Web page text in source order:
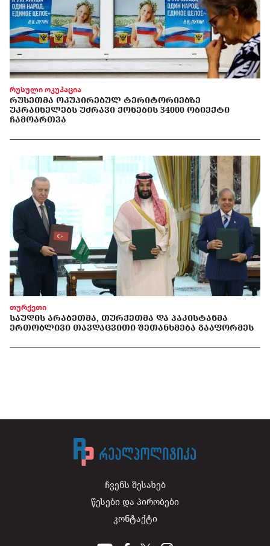
რუსული ოკუპაცია
ᲠᲣᲡᲔᲗᲛᲐ ᲝᲙᲣᲞᲘᲠᲔᲑᲣᲚ ᲢᲔᲠᲘᲢᲝᲠᲘᲔᲑᲖᲔ
ᲣᲙᲠᲐᲘᲜᲔᲚᲔᲑᲡ ᲣᲫᲠᲐᲕᲘ ᲥᲝᲜᲔᲑᲘᲡ 34000 ᲝᲑᲘᲔᲥᲢᲘ
ᲩᲐᲛᲝᲐᲠᲗᲕᲐ
თურქეთი
ᲡᲐᲣᲓᲘᲡ ᲐᲠᲐᲑᲔᲗᲛᲐ, ᲗᲣᲠᲥᲔᲗᲛᲐ ᲓᲐ ᲞᲐᲙᲘᲡᲢᲐᲜᲛᲐ
ᲔᲠᲗᲝᲑᲚᲘᲕᲘ ᲗᲐᲕᲓᲐᲪᲕᲘᲗᲘ ᲨᲔᲗᲐᲜᲮᲛᲔᲑᲐ ᲒᲐᲐᲤᲝᲠᲛᲔᲡ
ჩვენს შესახებ
წესები და პირობები
კონტაქტი